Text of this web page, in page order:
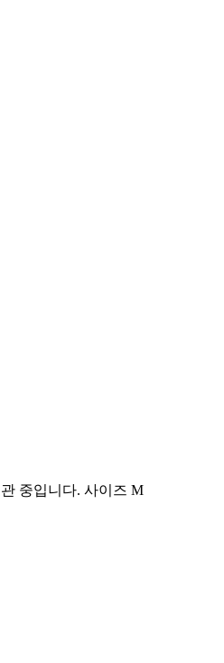
중입니다. 사이즈 M